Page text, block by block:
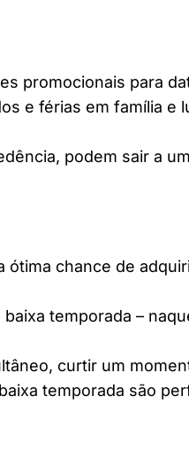
promocionais para
e férias em família e
podem sair a
chance de
temporada –
curtir um
temporada são